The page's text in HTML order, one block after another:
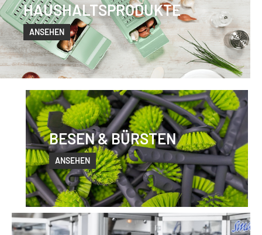
HAUSHALTSPRODUKTE
ANSEHEN
BESEN & BÜRSTEN
ANSEHEN